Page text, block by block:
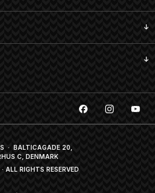
· BALTICAGADE 20,
C, DENMARK
ALL RIGHTS RESERVED